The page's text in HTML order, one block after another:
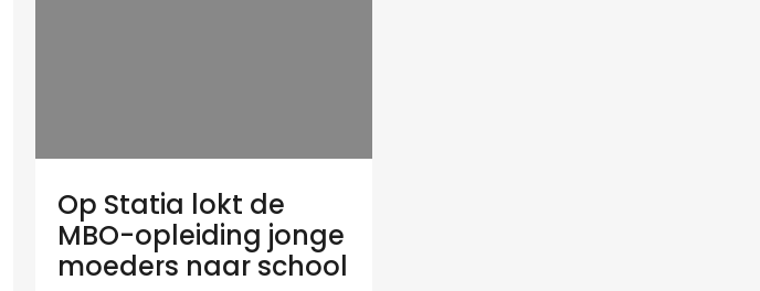
Op Statia lokt de
MBO-opleiding jonge
moeders naar school